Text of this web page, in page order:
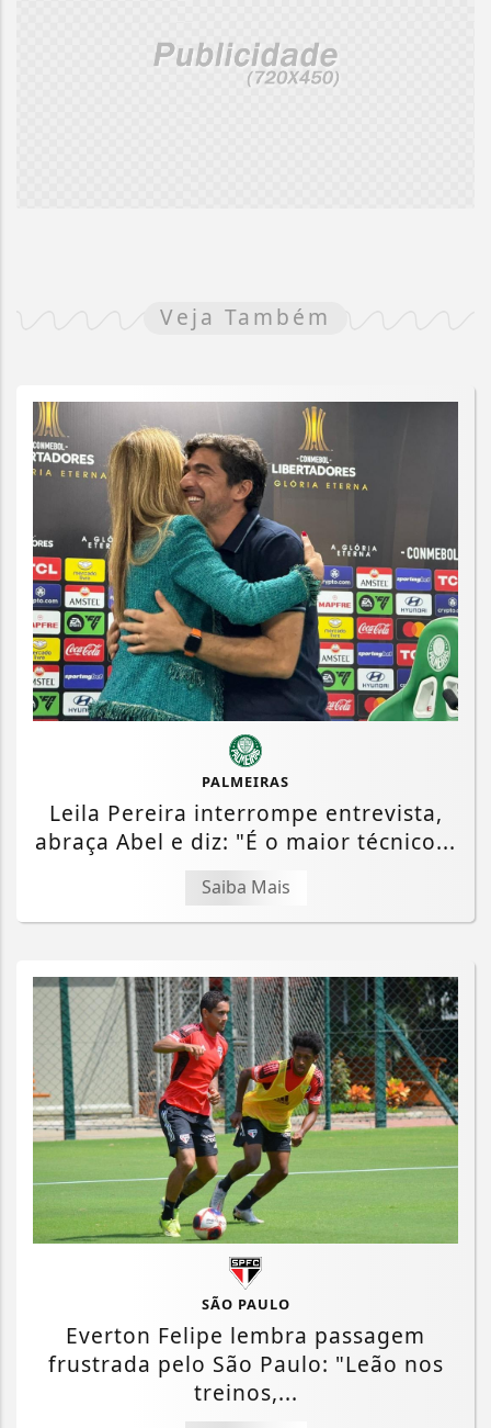
Veja Também
PALMEIRAS
Leila Pereira interrompe entrevista,
abraça Abel e diz: "É o maior técnico...
Saiba Mais
SÃO PAULO
Everton Felipe lembra passagem
frustrada pelo São Paulo: "Leão nos
treinos,...